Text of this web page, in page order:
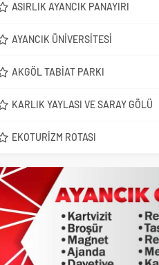
ASIRLIK AYANCIK PANAYIRI
AYANCIK ÜNIVERSITESI
AKGÖL TABIAT PARKI
KARLIK YAYLASI VE SARAY GÖLÜ
EKOTURIZM ROTASI